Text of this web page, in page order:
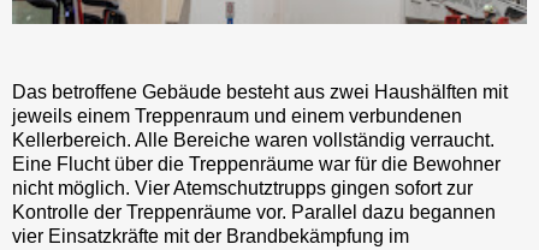
Das betroffene Gebäude besteht aus zwei Haushälften mit
jeweils einem Treppenraum und einem verbundenen
Kellerbereich. Alle Bereiche waren vollständig verraucht.
Eine Flucht über die Treppenräume war für die Bewohner
nicht möglich. Vier Atemschutztrupps gingen sofort zur
Kontrolle der Treppenräume vor. Parallel dazu begannen
vier Einsatzkräfte mit der Brandbekämpfung im